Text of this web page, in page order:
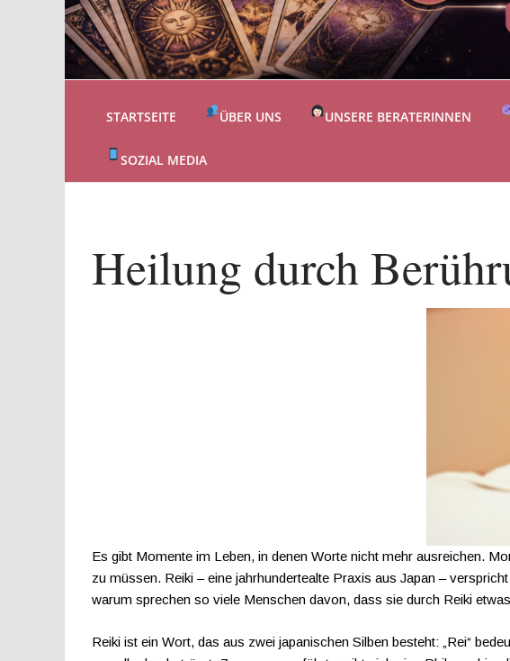
STARTSEITE ÜBER UNS UNSERE BERATERINNEN
SOZIAL MEDIA
Heilung durch
Es gibt Momente im Leben, in denen Worte nicht mehr ausreichen.
zu müssen. Reiki – eine jahrhundertealte Praxis aus Japan –
warum sprechen so viele Menschen davon, dass sie durch Reiki
Reiki ist ein Wort, das aus zwei japanischen Silben besteht: „Rei“